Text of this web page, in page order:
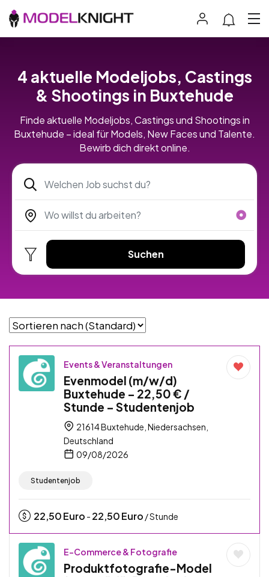
4 aktuelle Modeljobs, Castings
& Shootings in Buxtehude
Finde aktuelle Modeljobs, Castings und Shootings in
Buxtehude – ideal für Models, New Faces und Talente.
Bewirb dich direkt online.
Suchen
Events & Veranstaltungen
Evenmodel (m/w/d)
Buxtehude – 22,50 € /
Stunde – Studentenjob
21614 Buxtehude, Niedersachsen,
Deutschland
09/08/2026
Studentenjob
22,50Euro - 22,50Euro / Stunde
E-Commerce & Fotografie
Produktfotografie-Model